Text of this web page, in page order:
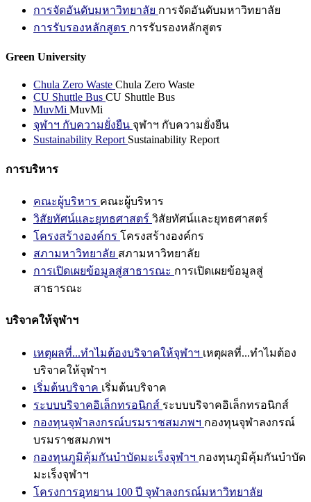
การจัดอันดับมหาวิทยาลัย การจัดอันดับมหาวิทยาลัย
การรับรองหลักสูตร การรับรองหลักสูตร
Green University
Chula Zero Waste Chula Zero Waste
CU Shuttle Bus CU Shuttle Bus
MuvMi MuvMi
จุฬาฯ กับความยั่งยืน จุฬาฯ กับความยั่งยืน
Sustainability Report Sustainability Report
การบริหาร
คณะผู้บริหาร คณะผู้บริหาร
วิสัยทัศน์และยุทธศาสตร์ วิสัยทัศน์และยุทธศาสตร์
โครงสร้างองค์กร โครงสร้างองค์กร
สภามหาวิทยาลัย สภามหาวิทยาลัย
การเปิดเผยข้อมูลสู่สาธารณะ การเปิดเผยข้อมูลสู่
สาธารณะ
บริจาคให้จุฬาฯ
เหตุผลที่...ทำไมต้องบริจาคให้จุฬาฯ เหตุผลที่...ทำไมต้อง
บริจาคให้จุฬาฯ
เริ่มต้นบริจาค เริ่มต้นบริจาค
ระบบบริจาคอิเล็กทรอนิกส์ ระบบบริจาคอิเล็กทรอนิกส์
กองทุนจุฬาลงกรณ์บรมราชสมภพฯ กองทุนจุฬาลงกรณ์
บรมราชสมภพฯ
กองทุนภูมิคุ้มกันบำบัดมะเร็งจุฬาฯ กองทุนภูมิคุ้มกันบำบัด
มะเร็งจุฬาฯ
โครงการอุทยาน 100 ปี จุฬาลงกรณ์มหาวิทยาลัย